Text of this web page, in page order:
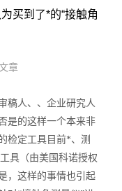
买到了*的“接触角
章
稿人、、企业研究人
是的这样一个本来非
检定工具目前*、测
具（由美国科诺授权
，这样的事情也引起